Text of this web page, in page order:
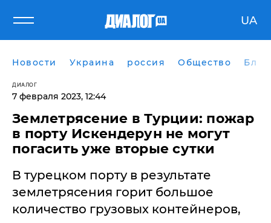
UA
Новости Украина россия Общество
ДИАЛОГ
7 февраля 2023, 12:44
Землетрясение в Турции: пожар
в порту Искендерун не могут
погасить уже вторые сутки
В турецком порту в результате
землетрясения горит большое
количество грузовых контейнеров,